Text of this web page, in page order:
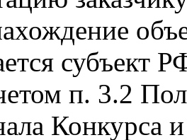
субъект
п. 3.2
Конкурса